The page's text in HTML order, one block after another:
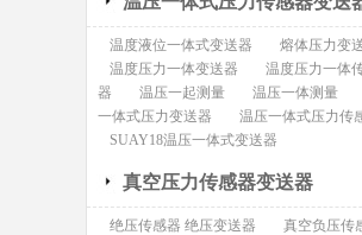
温度液位一体式变送器
熔体压力变
温度压力一体变送器
温度压力一体
器
温压一起测量 温压一体测量
一体式压力变送器
温压一体式压力传
SUAY18温压一体式变送器
真空压力传感器变送器
绝压传感器 绝压变送器
真空负压传